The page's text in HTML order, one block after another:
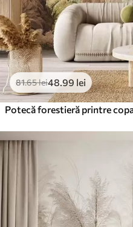
81.65lei48 .99 lei